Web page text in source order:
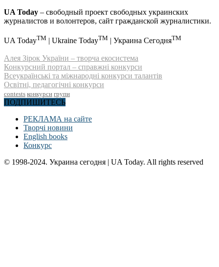
UA Today – свободный проект свободных украинских
журналистов и волонтеров, сайт гражданской журналистики.
UA TodayTM | Ukraine TodayTM | Украина СегодняTM
Алея Зірок України – творча екосистема
Конкурсний портал – справжні конкурси
Всеукраїнські та міжнародні конкурси талантів
Освітні, педагогічні конкурси
contests конкурси групи
ПОДПИШИТЕСЬ
РЕКЛАМА на сайте
Творчі новини
English books
Конкурс
© 1998-2024. Украина сегодня | UA Today. All rights reserved